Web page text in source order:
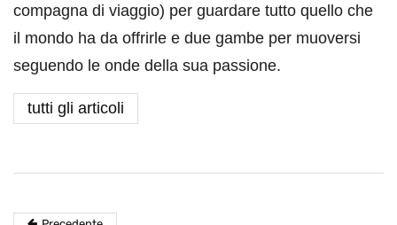
compagna di viaggio) per guardare tutto quello che
il mondo ha da offrirle e due gambe per muoversi
seguendo le onde della sua passione.
tutti gli articoli